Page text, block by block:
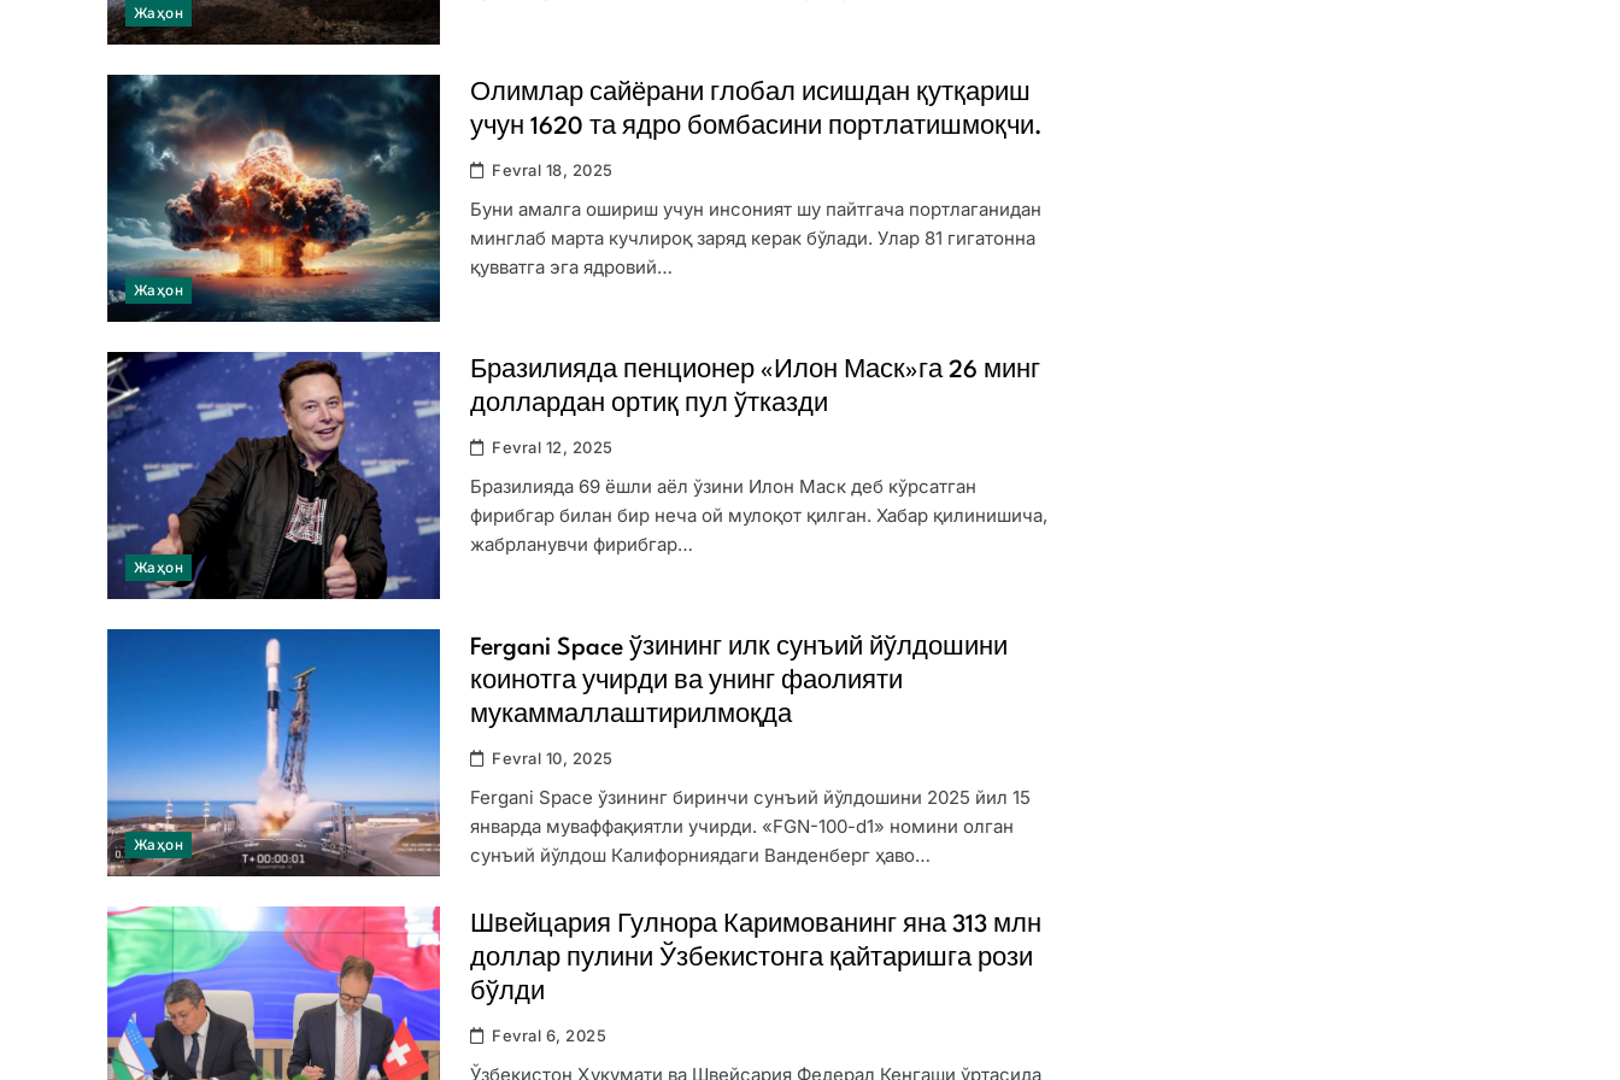
Жаҳон
Жаҳон
Олимлар сайёрани глобал исишдан қутқариш
учун 1620 та ядро бомбасини портлатишмоқчи.
Fevral 18, 2025
Буни амалга ошириш учун инсоният шу пайтгача портлаганидан
минглаб марта кучлироқ заряд керак бўлади. Улар 81 гигатонна
қувватга эга ядровий…
Жаҳон
Бразилияда пенционер «Илон Маск»га 26 минг
доллардан ортиқ пул ўтказди
Fevral 12, 2025
Бразилияда 69 ёшли аёл ўзини Илон Маск деб кўрсатган
фирибгар билан бир неча ой мулоқот қилган. Хабар қилинишича,
жабрланувчи фирибгар…
Жаҳон
Fergani Space ўзининг илк сунъий йўлдошини
коинотга учирди ва унинг фаолияти
мукаммаллаштирилмоқда
Fevral 10, 2025
Fergani Space ўзининг биринчи сунъий йўлдошини 2025 йил 15
январда муваффақиятли учирди. «FGN-100-d1» номини олган
сунъий йўлдош Калифорниядаги Ванденберг ҳаво…
Швейцария Гулнора Каримованинг яна 313 млн
доллар пулини Ўзбекистонга қайтаришга рози
бўлди
Fevral 6, 2025
Ўзбекистон Ҳукумати ва Швейсария Федерал Кенгаши ўртасида